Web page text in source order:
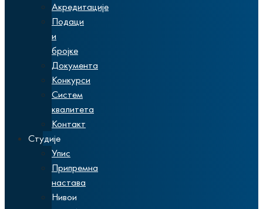
Акредитације
Подаци
и
бројке
Документа
Конкурси
Систем
квалитета
Контакт
Студије
Упис
Припремна
настава
Нивои